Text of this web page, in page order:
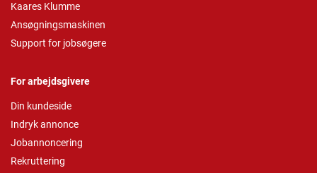
Kaares Klumme
Ansøgningsmaskinen
Support for jobsøgere
For arbejdsgivere
Din kundeside
Indryk annonce
Jobannoncering
Rekruttering